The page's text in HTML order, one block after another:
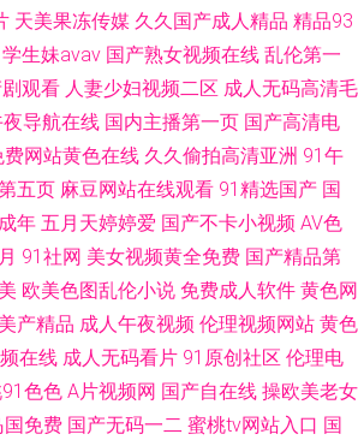
天美果冻传媒 久久国产成人精品 精品93
学生妹avav 国产熟女视频在线 乱伦第一
观看 人妻少妇视频二区 成人无码高清毛
导航在线 国内主播第一页 国产高清电
费网站黄色在线 久久偷拍高清亚洲 91午
五页 麻豆网站在线观看 91精选国产 国
年 五月天婷婷爱 国产不卡小视频 AV色
91社网 美女视频黄全免费 国产精品第
欧美色图乱伦小说 免费成人软件 黄色网
产精品 成人午夜视频 伦理视频网站 黄色
在线 成人无码看片 91原创社区 伦理电
色色 A片视频网 国产自在线 操欧美老女
国免费 国产无码一二 蜜桃tv网站入口 国